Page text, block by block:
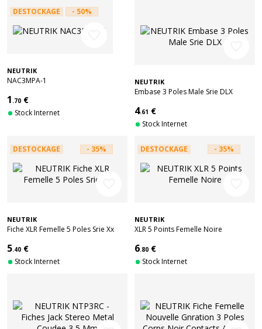
DESTOCKAGE - 50%
NEUTRIK
NAC3MPA-1
1 .70 €
Stock Internet
NEUTRIK
Embase 3 Poles Male Srie DLX
4.61 €
Stock Internet
DESTOCKAGE - 35%
NEUTRIK
Fiche XLR Femelle 5 Poles Srie Xx
5.40 €
Stock Internet
DESTOCKAGE - 35%
NEUTRIK
XLR 5 Points Femelle Noire
6.80 €
Stock Internet